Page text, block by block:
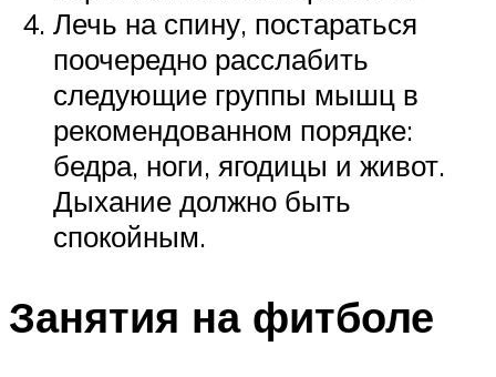
Лечь на спину, постараться
поочередно расслабить
следующие группы мышц в
рекомендованном порядке:
бедра, ноги, ягодицы и живот.
Дыхание должно быть
спокойным.
Занятия на фитболе